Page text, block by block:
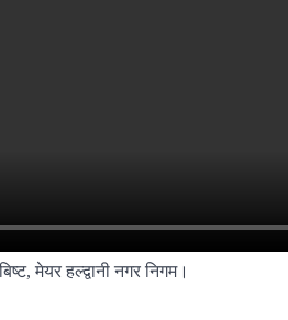
मेयर हल्द्वानी नगर निगम।